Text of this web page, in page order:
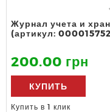
Журнал учета и
(артикул:
200.00 грн
КУПИТЬ
Купить в 1 клик